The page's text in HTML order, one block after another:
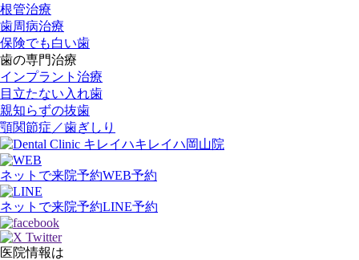
根管治療
歯周病治療
保険でも白い歯
歯の専門治療
インプラント治療
目立たない入れ歯
親知らずの抜歯
顎関節症／歯ぎしり
キレイハ岡山院
ネットで来院予約WEB予約
ネットで来院予約LINE予約
医院情報は